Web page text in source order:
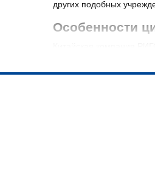
других подобных
Особенности
отобразить визуально
информации. Чтобы
Основным
внедрение